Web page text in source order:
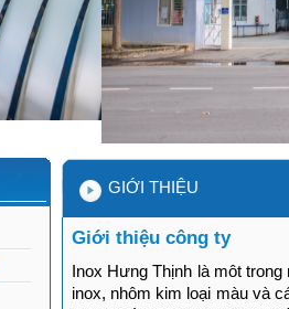
GIỚI THIỆU
Giới thiệu công ty
Inox Hưng Thịnh là môt
inox, nhôm kim loại màu và